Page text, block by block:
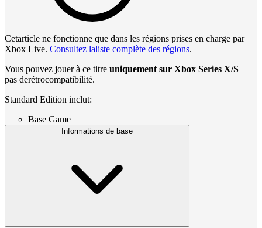
Cetarticle ne fonctionne que dans les régions prises en charge par
Xbox Live. Consultez laliste complète des régions.
Vous pouvez jouer à ce titre uniquement sur Xbox Series X/S –
pas derétrocompatibilité.
Standard Edition inclut:
Base Game
Informations de base